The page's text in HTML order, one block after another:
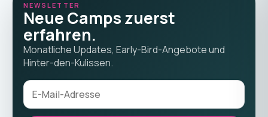
NEWSLETTER
Neue Camps zuerst
erfahren.
Monatliche Updates, Early-Bird-Angebote und
Hinter-den-Kulissen.